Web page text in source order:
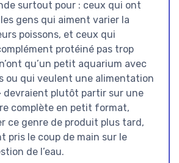
surtout pour : ceux qui ont
gens qui aiment varier la
poissons, et ceux qui
protéiné pas trop
qu’un petit aquarium avec
ou qui veulent une alimentation
plutôt partir sur une
complète en petit format,
ce genre de produit plus tard,
pris le coup de main sur le
de l’eau.